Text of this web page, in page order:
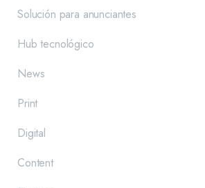
Solución para anunciantes
Hub tecnológico
News
Print
Digital
Content